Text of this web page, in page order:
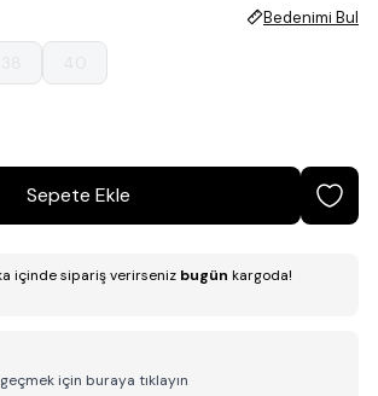
Bedenimi Bul
Sepete Ekle
içinde sipariş verirseniz bugün kargoda!
için buraya tıklayın